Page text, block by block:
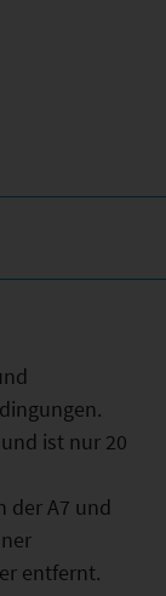
ist nur 20
der A7 und
entfernt.